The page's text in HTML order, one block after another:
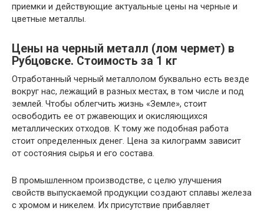
приемки и действующие актуальные цены на черные и
цветные металлы.
Цены на черный металл (лом чермет) в
Рубцовске. Стоимость за 1 кг
Отработанный черный металлолом буквально есть везде
вокруг нас, лежащий в разных местах, в том числе и под
землей. Чтобы облегчить жизнь «Земле», стоит
освободить ее от ржавеющих и окисляющихся
металлических отходов. К тому же подобная работа
стоит определенных денег. Цена за килограмм зависит
от состояния сырья и его состава.
В промышленном производстве, с целю улучшения
свойств выпускаемой продукции создают сплавы железа
с хромом и никелем. Их присутствие прибавляет